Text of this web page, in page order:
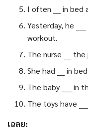
I often ___ in
Yesterday, he
workout.
The nurse ___
She had ___ in
The baby ____ in
The toys have
เฉลย: